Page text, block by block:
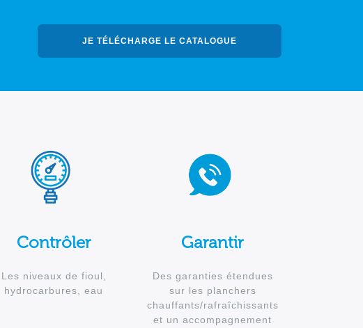
JE TÉLÉCHARGE LE CATALOGUE
Contrôler
Les niveaux de fioul,
hydrocarbures, eau
Garantir
Des garanties étendues
sur les planchers
chauffants/rafraîchissants
et un accompagnement